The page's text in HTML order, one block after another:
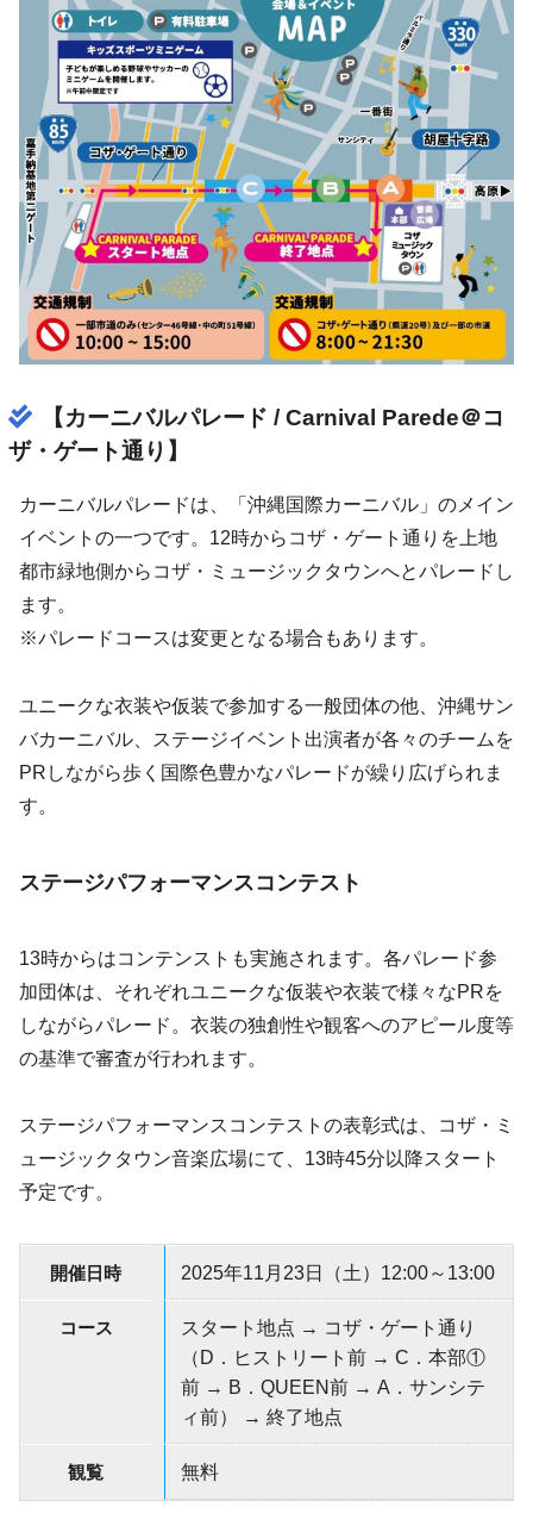
【カーニバルパレード / Carnival Parede＠コ
ザ・ゲート通り】
カーニバルパレードは、「沖縄国際カーニバル」のメイン
イベントの一つです。12時からコザ・ゲート通りを上地
都市緑地側からコザ・ミュージックタウンへとパレードし
ます。
※パレードコースは変更となる場合もあります。
ユニークな衣装や仮装で参加する一般団体の他、沖縄サン
バカーニバル、ステージイベント出演者が各々のチームを
PRしながら歩く国際色豊かなパレードが繰り広げられま
す。
ステージパフォーマンスコンテスト
13時からはコンテンストも実施されます。各パレード参
加団体は、それぞれユニークな仮装や衣装で様々なPRを
しながらパレード。衣装の独創性や観客へのアピール度等
の基準で審査が行われます。
ステージパフォーマンスコンテストの表彰式は、コザ・ミ
ュージックタウン音楽広場にて、13時45分以降スタート
予定です。
開催日時 2025年11月23日（土）12:00～13:00
コース
スタート地点 → コザ・ゲート通り
（D．ヒストリート前 → C．本部①
前 → B．QUEEN前 → A．サンシテ
ィ前） → 終了地点
観覧 無料